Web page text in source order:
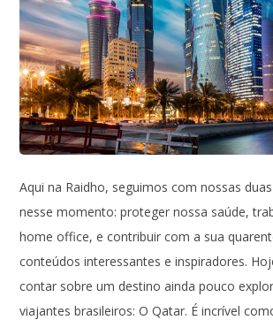
Aqui na Raidho, seguimos com nossas
nesse momento: proteger nossa saúde,
home office, e contribuir com a sua
conteúdos interessantes e inspiradores.
contar sobre um destino ainda pouco
viajantes brasileiros: O Qatar. É incrível